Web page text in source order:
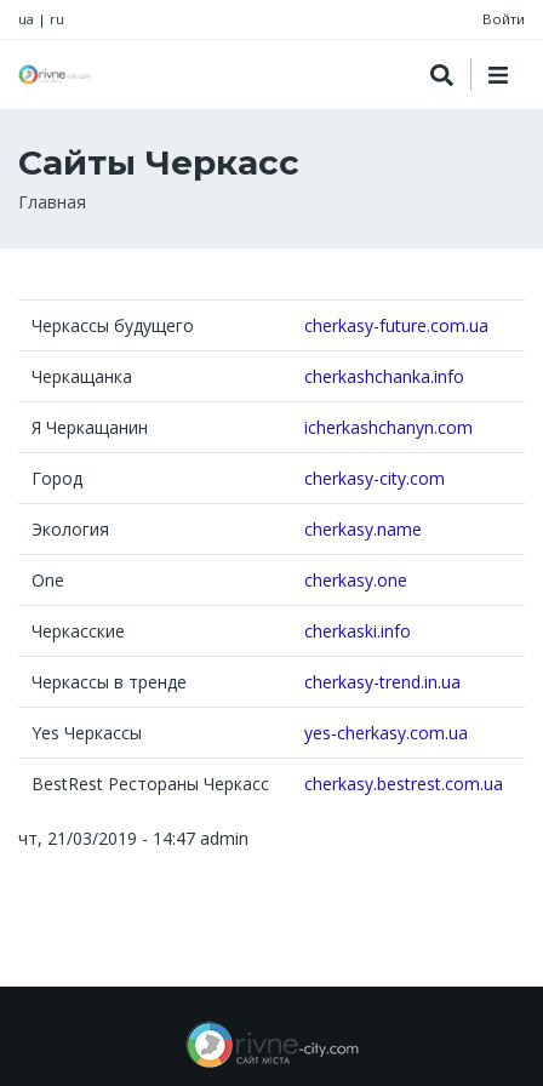
ua | ru Войти
Сайты Черкасс
Строка
Главная
Черкассы будущего cherkasy-future.com.ua
Черкащанка cherkashchanka.info
Я Черкащанин icherkashchanyn.com
Город cherkasy-city.com
Экология cherkasy.name
One cherkasy.one
Черкасские cherkaski.info
Черкассы в тренде cherkasy-trend.in.ua
Yes Черкассы yes-cherkasy.com.ua
BestRest Рестораны Черкасс cherkasy.bestrest.com.ua
чт, 21/03/2019 - 14:47 admin